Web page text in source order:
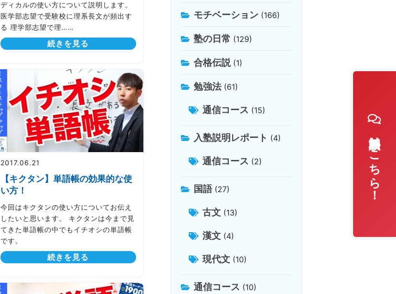
ディカルの使い方について説明します。
医学部志望で受験校に理系長文が頻出す
る 理学部志望で理……
続きを見る
2017.06.21
【キクタン】単語帳の効果的な使
い方！
今回はキクタンの使い方についてお伝え
したいと思います。 キクタンは今まで見
てきた単語帳の中でもイチオシの単語帳
です。
続きを見る
モチベーション (166)
塾の日常 (129)
合格伝説(1)
勉強法(61)
通信コース (15)
入塾説明レポート (4)
通信コース (2)
国語(27)
古文(13)
漢文(4)
現代文(10)
通信コース (10)
無料相談はこちら！